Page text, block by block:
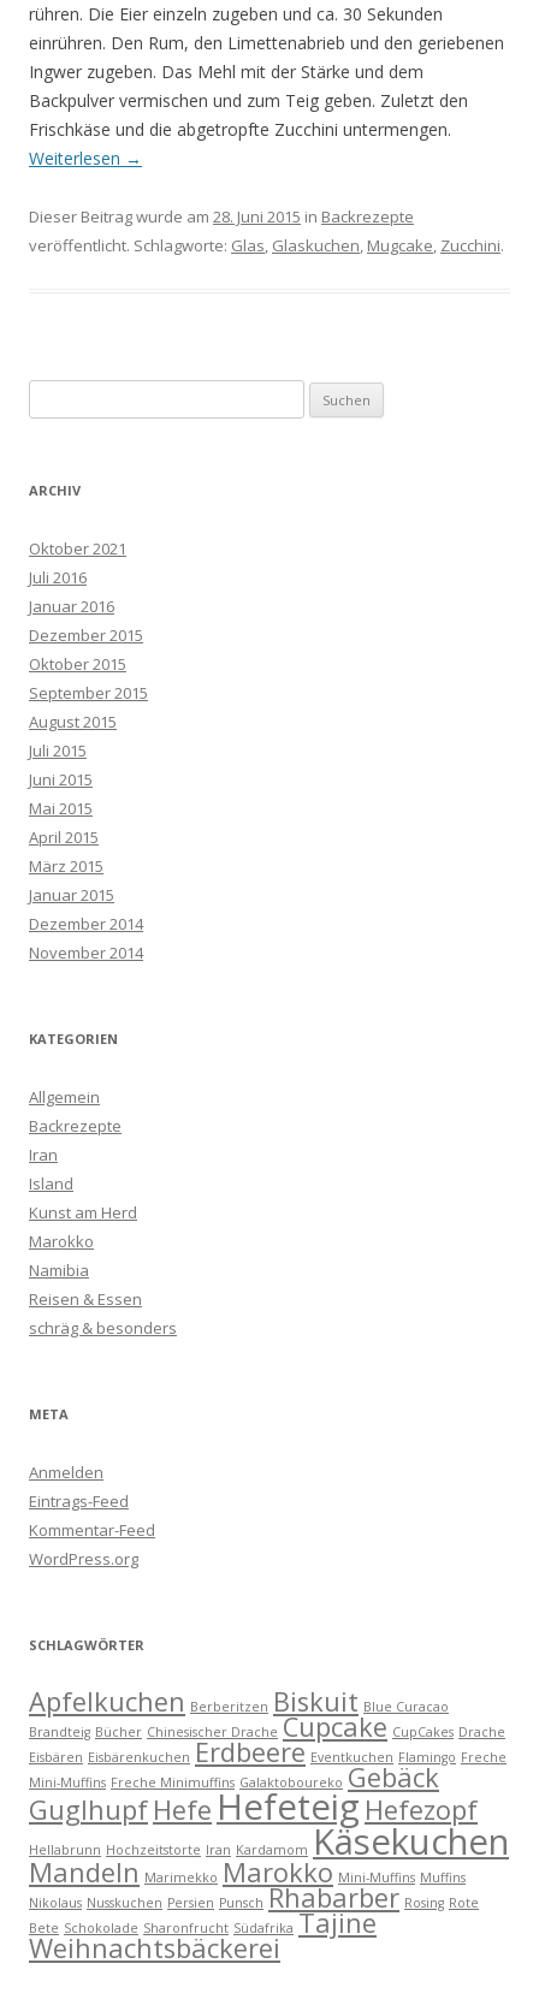
rühren. Die Eier einzeln zugeben und ca. 30 Sekunden
einrühren. Den Rum, den Limettenabrieb und den geriebenen
Ingwer zugeben. Das Mehl mit der Stärke und dem
Backpulver vermischen und zum Teig geben. Zuletzt den
Frischkäse und die abgetropfte Zucchini untermengen.
Weiterlesen →
Dieser Beitrag wurde am 28. Juni 2015 in Backrezepte
veröffentlicht. Schlagworte: Glas, Glaskuchen, Mugcake, Zucchini.
nach:
ARCHIV
Oktober 2021
Juli 2016
Januar 2016
Dezember 2015
Oktober 2015
September 2015
August 2015
Juli 2015
Juni 2015
Mai 2015
April 2015
März 2015
Januar 2015
Dezember 2014
November 2014
KATEGORIEN
Allgemein
Backrezepte
Iran
Island
Kunst am Herd
Marokko
Namibia
Reisen & Essen
schräg & besonders
META
Anmelden
Eintrags-Feed
Kommentar-Feed
WordPress.org
SCHLAGWÖRTER
Apfelkuchen Berberitzen Biskuit Blue Curacao
Brandteig Bücher Chinesischer Drache Cupcake CupCakes Drache
Eisbären Eisbärenkuchen Erdbeere Eventkuchen Flamingo Freche
Mini-Muffins Freche Minimuffins Galaktoboureko Gebäck
Guglhupf HefeHefeteig Hefezopf
Hellabrunn Hochzeitstorte Iran Kardamom Käsekuchen
Mandeln Marimekko Marokko Mini-Muffins Muffins
Nikolaus Nusskuchen Persien Punsch Rhabarber Rosing Rote
Bete Schokolade Sharonfrucht Südafrika Tajine
Weihnachtsbäckerei